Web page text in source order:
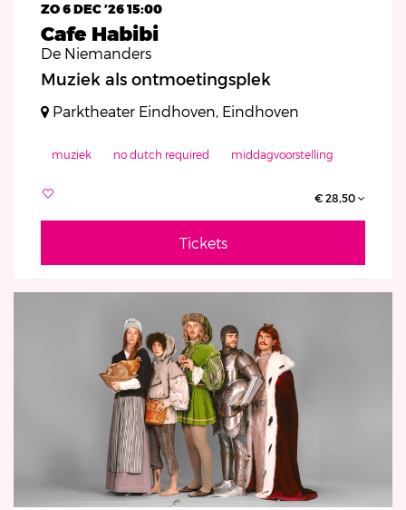
Cafe Habibi
De Niemanders
ZO 6 DEC ’2615:00
Muziek als ontmoetingsplek
Parktheater Eindhoven, Eindhoven
muziek no dutch required middagvoorstelling
€ 28,50
Tickets